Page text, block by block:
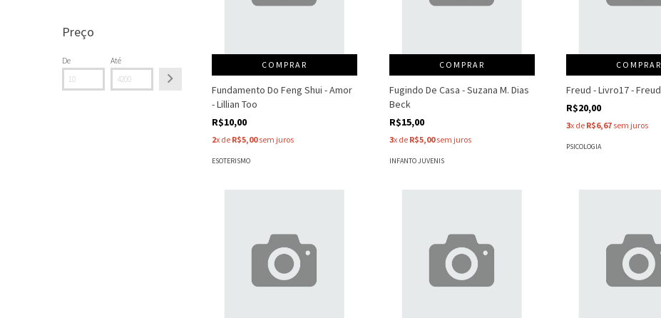
Preço
De Até COMPRAR
Fundamento Do Feng Shui - Amor
- Lillian Too
R$10,00
2x de R$5,00sem juros
ESOTERISMO
COMPRAR
Fugindo De Casa - Suzana M. Dias
Beck
R$15,00
3x de R$5,00sem juros
INFANTO JUVENIS
COMPRAR
Freud - Livro17 - Freud
R$20,00
3x de R$6,67 sem juros
PSICOLOGIA